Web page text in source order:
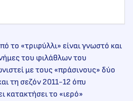
το «τριφύλλι» είναι γνωστό και
του φιλάθλων του
με τους «πράσινους» δύο
τη σεζόν 2011-12 όπυ
κατακτήσει το «ιερό»